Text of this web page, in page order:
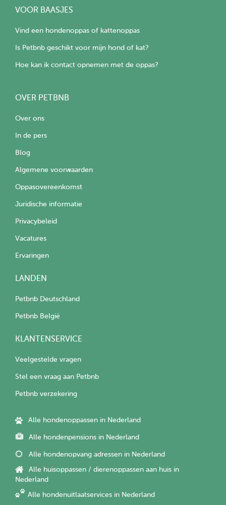
VOOR BAASJES
Vind een hondenoppas of kattenoppas
Is Petbnb geschikt voor mijn hond of kat?
Hoe kan ik contact opnemen met de oppas?
OVER PETBNB
Over ons
In de pers
Blog
Algemene voorwaarden
Oppasovereenkomst
Juridische informatie
Privacybeleid
Vacatures
Ervaringen
LANDEN
Petbnb Deutschland
Petbnb België
KLANTENSERVICE
Veelgestelde vragen
Stel een vraag aan Petbnb
Petbnb verzekering
Alle hondenoppassen in Nederland
Alle hondenpensions in Nederland
Alle hondenopvang adressen in Nederland
Alle huisoppassen / dierenoppassen aan huis in
Nederland
Alle hondenuitlaatservices in Nederland